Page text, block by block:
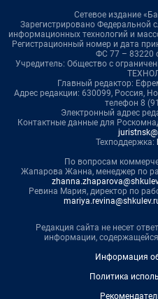
Сетевое издание
Зарегистрировано Федеральной
информационных технологий и
Регистрационный номер и дата
ФС 77 – 83220
Учредитель: Общество с
Главный редактор:
Адрес редакции: 630099, Россия,
телефон 8
Электронный адрес
Контактные данные для
Техподдержка:
По вопросам
Жапарова Жанна, менеджер по
Ревина Мария, директор по
Редакция сайта не несет
информации,
Информация
Политика